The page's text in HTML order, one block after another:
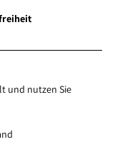
und nutzen Sie